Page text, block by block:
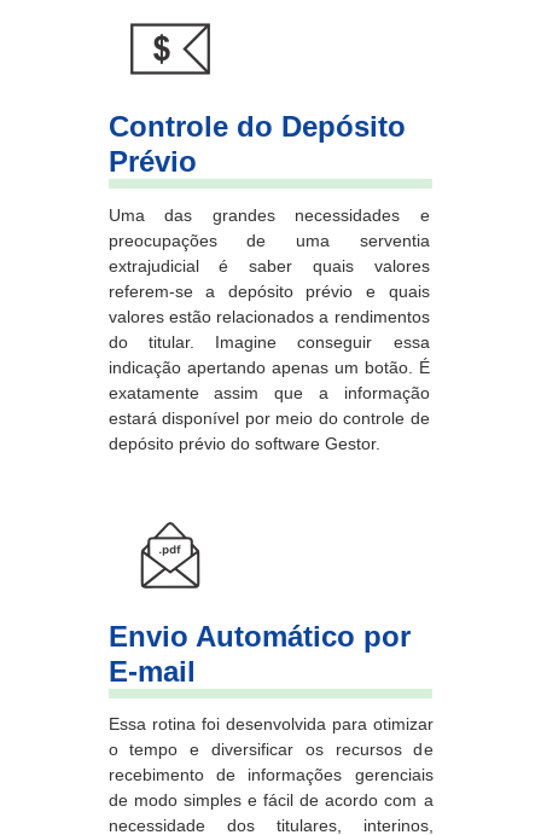
Controle do Depósito
Prévio
Uma das grandes necessidades e
preocupações de uma serventia
extrajudicial é saber quais valores
referem-se a depósito prévio e quais
valores estão relacionados a rendimentos
do titular. Imagine conseguir essa
indicação apertando apenas um botão. É
exatamente assim que a informação
estará disponível por meio do controle de
depósito prévio do software Gestor.
Envio Automático por
E-mail
Essa rotina foi desenvolvida para otimizar
o tempo e diversificar os recursos de
recebimento de informações gerenciais
de modo simples e fácil de acordo com a
necessidade dos titulares, interinos,